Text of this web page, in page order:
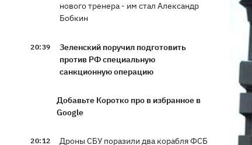
нового тренера - им стал Александр
Бобкин
20:39
Зеленский поручил подготовить
против РФ специальную
санкционную операцию
Добавьте Коротко про в избранное в
Google
20:12
Дроны СБУ поразили два корабля ФСБ